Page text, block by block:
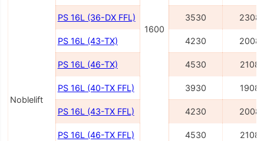
Noblelift
1600
PS 16L (36-DX FFL) 3530 2308
PS 16L (43-TX) 4230 2008
PS 16L (46-TX) 4530 2108
PS 16L (40-TX FFL) 3930 1908
PS 16L (43-TX FFL) 4230 2008
PS 16L (46-TX FFL) 4530 2108